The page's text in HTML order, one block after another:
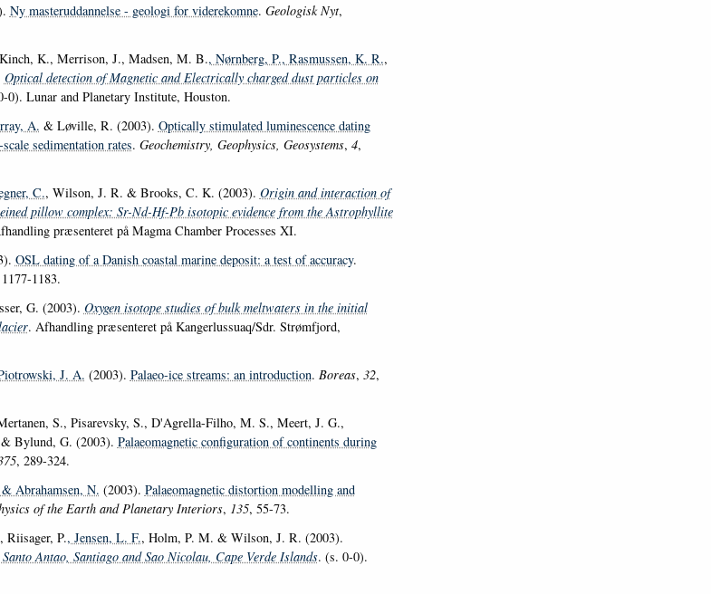
Ny masteruddannelse - geologi for viderekomne. Geologisk Nyt,
K., Merrison, J., Madsen, M. B., Nørnberg, P., Rasmussen, K. R.,
Optical detection of Magnetic and Electrically charged dust particles on
Lunar and Planetary Institute, Houston.
A. & Løville, R. (2003). Optically stimulated luminescence dating
sedimentation rates. Geochemistry, Geophysics, Geosystems, 4,
C., Wilson, J. R. & Brooks, C. K. (2003). Origin and interaction of
pillow complex: Sr-Nd-Hf-Pb isotopic evidence from the Astrophyllite
præsenteret på Magma Chamber Processes XI.
OSL dating of a Danish coastal marine deposit: a test of accuracy.
1183.
G. (2003). Oxygen isotope studies of bulk meltwaters in the initial
. Afhandling præsenteret på Kangerlussuaq/Sdr. Strømfjord,
J. A. (2003). Palaeo-ice streams: an introduction. Boreas, 32,
S., Pisarevsky, S., D'Agrella-Filho, M. S., Meert, J. G.,
& Bylund, G. (2003). Palaeomagnetic configuration of continents during
, 289-324.
& Abrahamsen, N. (2003). Palaeomagnetic distortion modelling and
of the Earth and Planetary Interiors, 135, 55-73.
Riisager, P., Jensen, L. F., Holm, P. M. & Wilson, J. R. (2003).
Antao, Santiago and Sao Nicolau, Cape Verde Islands. (s. 0-0).